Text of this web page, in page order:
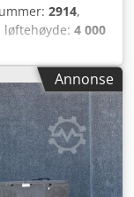
2914,
løftehøyde: 4 000
mm, total
ytterligere
mud guards ,
Uniktruck
Annonse